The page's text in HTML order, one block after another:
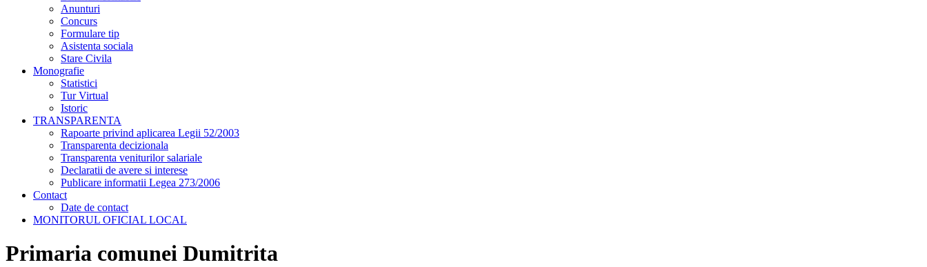
Anunturi
Concurs
Formulare tip
Asistenta sociala
Stare Civila
Monografie
Statistici
Tur Virtual
Istoric
TRANSPARENTA
Rapoarte privind aplicarea Legii 52/2003
Transparenta decizionala
Transparenta veniturilor salariale
Declaratii de avere si interese
Publicare informatii Legea 273/2006
Contact
Date de contact
MONITORUL OFICIAL LOCAL
Primaria comunei Dumitrita